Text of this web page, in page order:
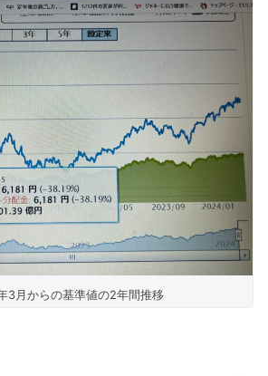
3月からの基準値の2年間推移